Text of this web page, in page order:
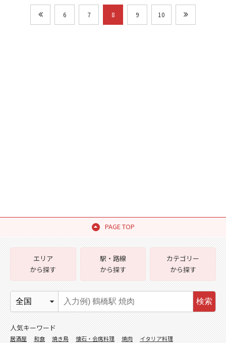
6 7 8 9 10
PAGE TOP
エリア
から探す
駅・路線
から探す
カテゴリー
から探す
検索
人気キーワード
居酒屋 和食 焼き鳥 懐石・会席料理 焼肉
イタリア料理